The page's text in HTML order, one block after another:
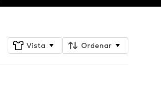
Vista Ordenar